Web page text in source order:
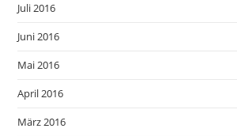
Juli 2016
Juni 2016
Mai 2016
April 2016
März 2016